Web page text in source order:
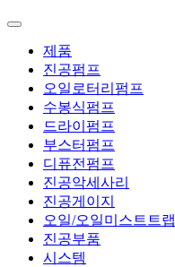
제품
진공펌프
오일로터리펌프
수봉식펌프
드라이펌프
부스터펌프
디퓨전펌프
진공악세사리
진공게이지
오일/오일미스트트랩
진공부품
시스템